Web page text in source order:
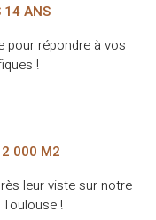
14 ANS
pour répondre à vos
!
000 M2
leur viste sur notre
!